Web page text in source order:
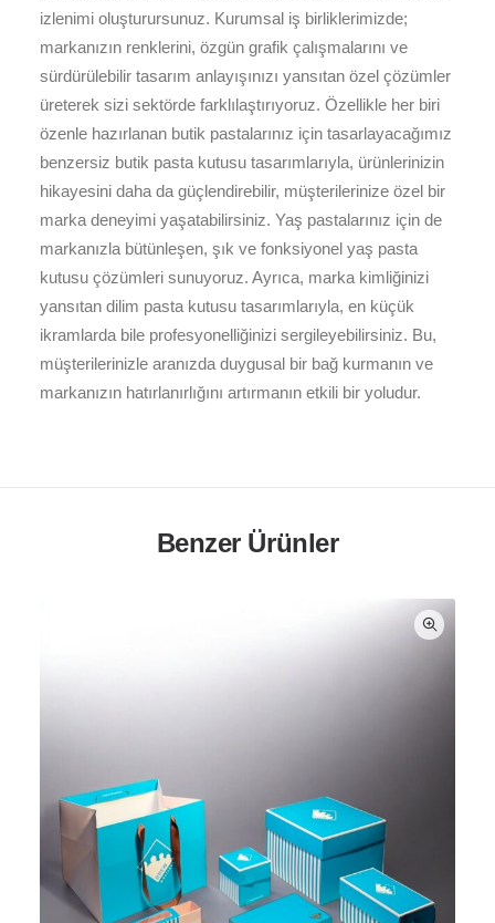
izlenimi oluşturursunuz. Kurumsal iş birliklerimizde;
markanızın renklerini, özgün grafik çalışmalarını ve
sürdürülebilir tasarım anlayışınızı yansıtan özel çözümler
üreterek sizi sektörde farklılaştırıyoruz. Özellikle her biri
özenle hazırlanan butik pastalarınız için tasarlayacağımız
benzersiz butik pasta kutusu tasarımlarıyla, ürünlerinizin
hikayesini daha da güçlendirebilir, müşterilerinize özel bir
marka deneyimi yaşatabilirsiniz. Yaş pastalarınız için de
markanızla bütünleşen, şık ve fonksiyonel yaş pasta
kutusu çözümleri sunuyoruz. Ayrıca, marka kimliğinizi
yansıtan dilim pasta kutusu tasarımlarıyla, en küçük
ikramlarda bile profesyonelliğinizi sergileyebilirsiniz. Bu,
müşterilerinizle aranızda duygusal bir bağ kurmanın ve
markanızın hatırlanırlığını artırmanın etkili bir yoludur.
Benzer Ürünler